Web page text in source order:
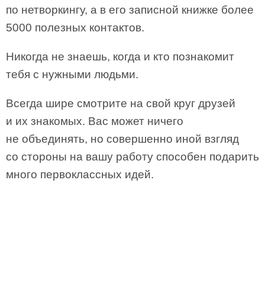
по нетворкингу, а в его записной книжке более
5000 полезных контактов.
Никогда не знаешь, когда и кто познакомит
тебя с нужными людьми.
Всегда шире смотрите на свой круг друзей
и их знакомых. Вас может ничего
не объединять, но совершенно иной взгляд
со стороны на вашу работу способен подарить
много первоклассных идей.